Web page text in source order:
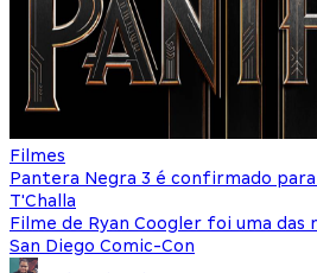
Filmes
Pantera Negra 3 é confirmado para
T'Challa
Filme de Ryan Coogler foi uma das
San Diego Comic-Con